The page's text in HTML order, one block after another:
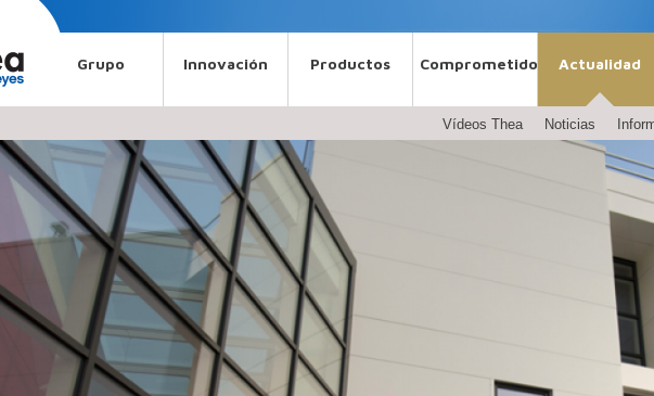
Grupo Innovación Productos Comprometidos Actualidad
Vídeos Thea Noticias